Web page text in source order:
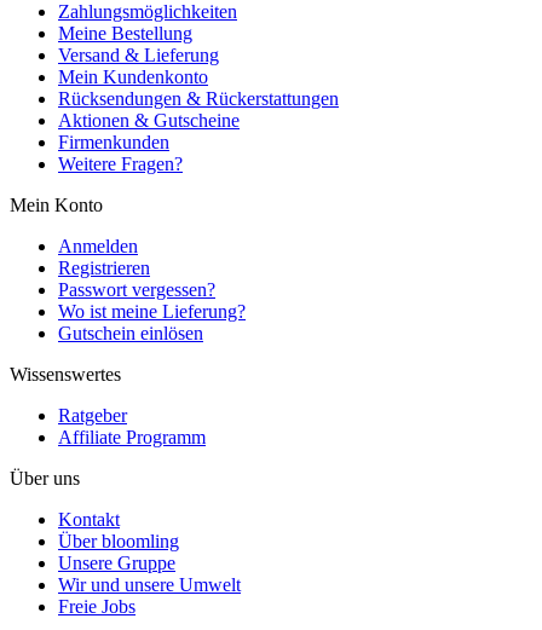
Zahlungsmöglichkeiten
Meine Bestellung
Versand & Lieferung
Mein Kundenkonto
Rücksendungen & Rückerstattungen
Aktionen & Gutscheine
Firmenkunden
Weitere Fragen?
Mein Konto
Anmelden
Registrieren
Passwort vergessen?
Wo ist meine Lieferung?
Gutschein einlösen
Wissenswertes
Ratgeber
Affiliate Programm
Über uns
Kontakt
Über bloomling
Unsere Gruppe
Wir und unsere Umwelt
Freie Jobs